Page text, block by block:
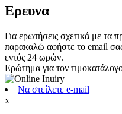
Ερευνα
Για ερωτήσεις σχετικά με τα
παρακαλώ αφήστε το email
εντός 24 ωρών.
Ερώτημα για τον
Να στείλετε e-mail
x